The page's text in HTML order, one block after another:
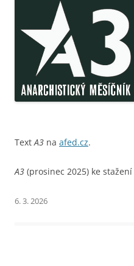
TextA3 na afed.cz.
A3 (prosinec 2025) ke stažení
6. 3. 2026